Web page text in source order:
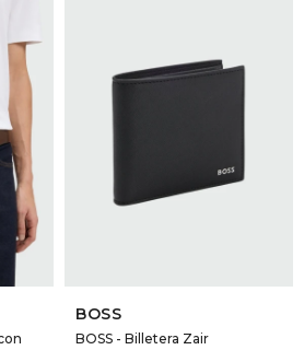
BOSS
BOSS - Billetera Zair